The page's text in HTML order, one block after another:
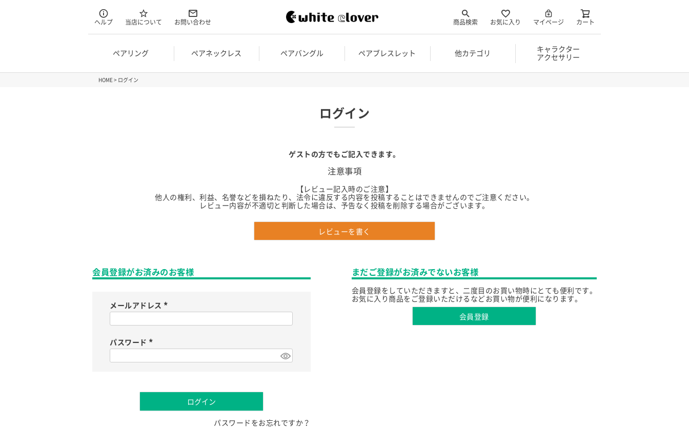
ヘルプ 当店について お問い合わせ 商品検索 お気に入り マイページ カート
ペアリング ペアネックレス ペアバングル ペアブレスレット 他カテゴリ
キャラクター
アクセサリー
HOME ログイン
ログイン
ゲストの方でもご記入できます。
注意事項
【レビュー記入時のご注意】
他人の権利、利益、名誉などを損ねたり、法令に違反する内容を投稿することはできませんのでご注意ください。
レビュー内容が不適切と判断した場合は、予告なく投稿を削除する場合がございます。
レビューを書く
会員登録がお済みのお客様
メールアドレス
必
パスワード
必
ログイン
パスワードをお忘れですか？
まだご登録がお済みでないお客様
会員登録をしていただきますと、二度目のお買い物時にとても便利です。
お気に入り商品をご登録いただけるなどお買い物が便利になります。
会員登録